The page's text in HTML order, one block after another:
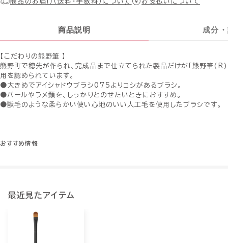
商品説明 成分
【こだわりの熊野筆 】
熊野町で穂先が作られ、完成品まで仕立てられた製品だけが「熊野筆(R)
用を認められています。
●大きめでアイシャドウブラシ075よりコシがあるブラシ。
●パールやラメ類を、しっかりとのせたいときにおすすめ。
●獣毛のような柔らかい使い心地のいい人工毛を使用したブラシです。
おすすめ情報
最近見たアイテム